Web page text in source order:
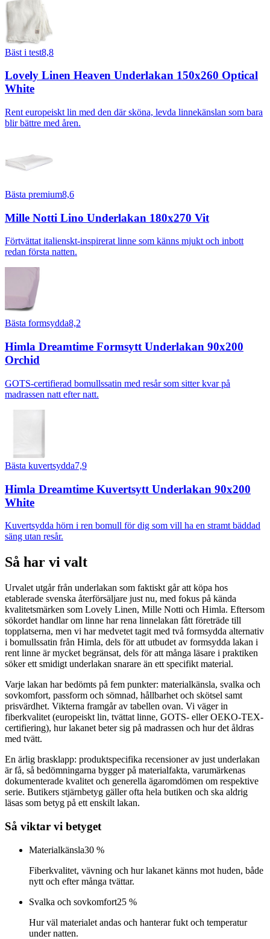
Bäst i test8,8
Lovely Linen Heaven Underlakan 150x260 Optical
White
Rent europeiskt lin med den där sköna, levda linnekänslan som bara
blir bättre med åren.
Bästa premium8,6
Mille Notti Lino Underlakan 180x270 Vit
Förtvättat italienskt-inspirerat linne som känns mjukt och inbott
redan första natten.
Bästa formsydda8,2
Himla Dreamtime Formsytt Underlakan 90x200
Orchid
GOTS-certifierad bomullssatin med resår som sitter kvar på
madrassen natt efter natt.
Bästa kuvertsydda7,9
Himla Dreamtime Kuvertsytt Underlakan 90x200
White
Kuvertsydda hörn i ren bomull för dig som vill ha en stramt bäddad
säng utan resår.
Så har vi valt
Urvalet utgår från underlakan som faktiskt går att köpa hos
etablerade svenska återförsäljare just nu, med fokus på kända
kvalitetsmärken som Lovely Linen, Mille Notti och Himla. Eftersom
sökordet handlar om linne har rena linnelakan fått företräde till
topplatserna, men vi har medvetet tagit med två formsydda alternativ
i bomullssatin från Himla, dels för att utbudet av formsydda lakan i
rent linne är mycket begränsat, dels för att många läsare i praktiken
söker ett smidigt underlakan snarare än ett specifikt material.
Varje lakan har bedömts på fem punkter: materialkänsla, svalka och
sovkomfort, passform och sömnad, hållbarhet och skötsel samt
prisvärdhet. Vikterna framgår av tabellen ovan. Vi väger in
fiberkvalitet (europeiskt lin, tvättat linne, GOTS- eller OEKO-TEX-
certifiering), hur lakanet beter sig på madrassen och hur det åldras
med tvätt.
En ärlig brasklapp: produktspecifika recensioner av just underlakan
är få, så bedömningarna bygger på materialfakta, varumärkenas
dokumenterade kvalitet och generella ägaromdömen om respektive
serie. Butikers stjärnbetyg gäller ofta hela butiken och ska aldrig
läsas som betyg på ett enskilt lakan.
Så viktar vi betyget
Materialkänsla30 %
Fiberkvalitet, vävning och hur lakanet känns mot huden, både
nytt och efter många tvättar.
Svalka och sovkomfort25 %
Hur väl materialet andas och hanterar fukt och temperatur
under natten.